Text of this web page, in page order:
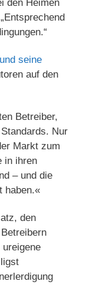
den Heimen
seine
auf den
Betreiber,
Nur
Markt zum
in ihren
– und die
haben.«
den